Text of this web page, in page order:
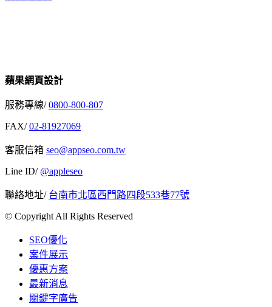
蘋果網頁設計
服務專線/0800-800-807
FAX/02-81927069
客服信箱 seo@appseo.com.tw
Line ID/ @appleseo
聯絡地址/ 台南市北區西門路四段533巷77號
© Copyright All Rights Reserved
SEO優化
案件展示
優惠方案
最新消息
關鍵字廣告